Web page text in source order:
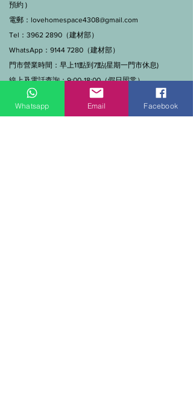
預約 )
電郵： lovehomespace4308@gmail.com
Tel：3962 2890（建材部）
WhatsApp：9144 7280（建材部）
門市營業時間：早上11點到7點(星期一門市休息)
線上及電話查詢：9:00-18:00（假日照常）。
Whatsapp Email Facebook